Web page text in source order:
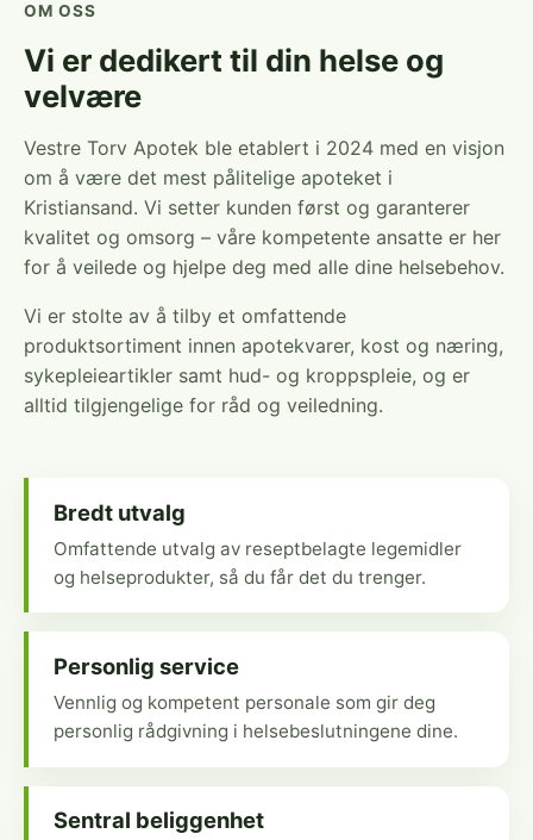
OM OSS
Vi er dedikert til din helse og
velvære
Vestre Torv Apotek ble etablert i 2024 med en visjon
om å være det mest pålitelige apoteket i
Kristiansand. Vi setter kunden først og garanterer
kvalitet og omsorg – våre kompetente ansatte er her
for å veilede og hjelpe deg med alle dine helsebehov.
Vi er stolte av å tilby et omfattende
produktsortiment innen apotekvarer, kost og næring,
sykepleieartikler samt hud- og kroppspleie, og er
alltid tilgjengelige for råd og veiledning.
Bredt utvalg
Omfattende utvalg av reseptbelagte legemidler
og helseprodukter, så du får det du trenger.
Personlig service
Vennlig og kompetent personale som gir deg
personlig rådgivning i helsebeslutningene dine.
Sentral beliggenhet